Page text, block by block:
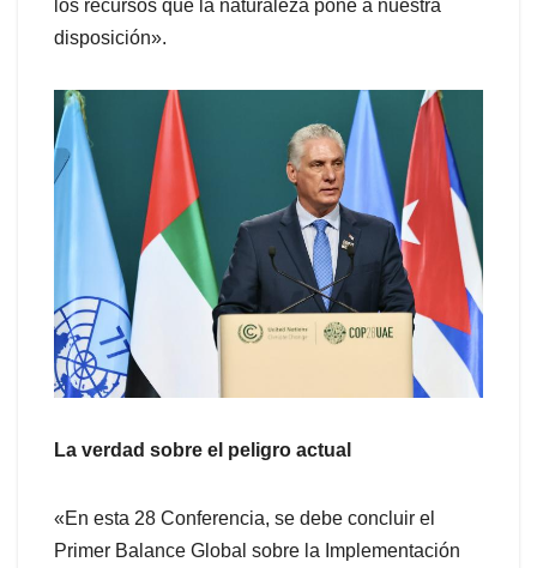
los recursos que la naturaleza pone a nuestra
disposición».
La verdad sobre el peligro actual
«En esta 28 Conferencia, se debe concluir el
Primer Balance Global sobre la Implementación